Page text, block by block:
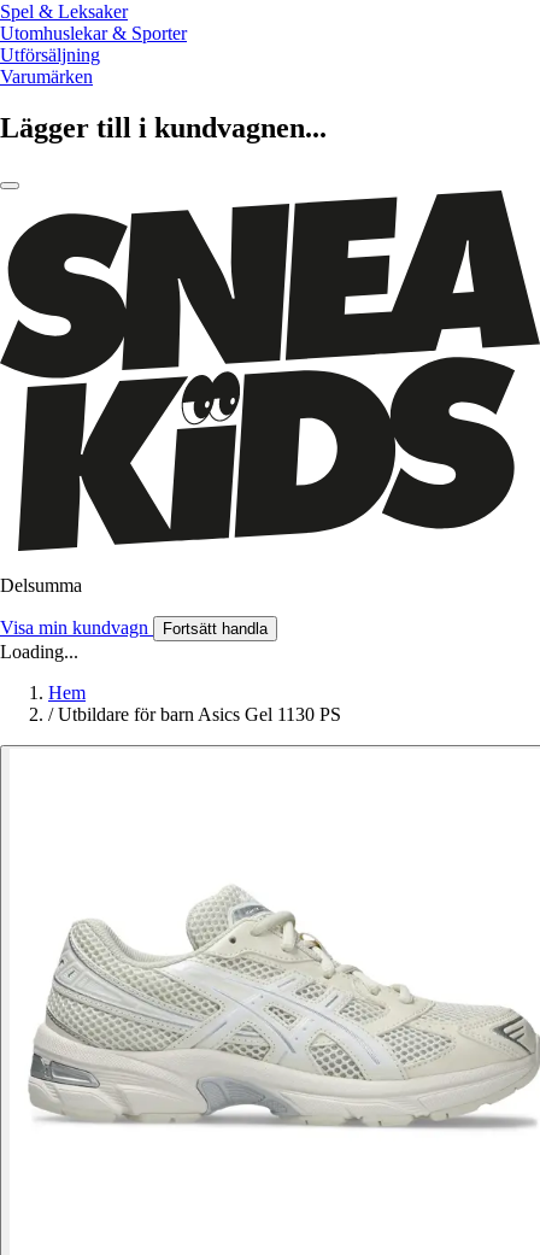
Spel & Leksaker
Utomhuslekar & Sporter
Utförsäljning
Varumärken
Lägger till i kundvagnen...
Delsumma
Visa min kundvagn Fortsätt handla
Loading...
Hem
/ Utbildare för barn Asics Gel 1130 PS